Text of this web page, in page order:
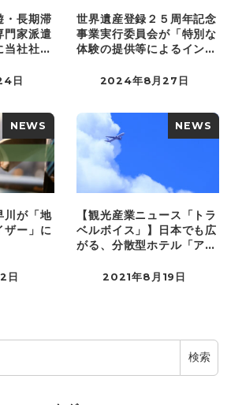
・長期滞
門家派遣
当社社員
日
世界遺産登録２５周年記念
事業実行委員会が「特別な
体験の提供等によるインバ
2024年8月27日
NEWS
川が「地
ザー」に
日
NEWS
【観光産業ニュース「トラ
ベルボイス」】日本でも広
がる、分散型ホテル「アル
2021年8月19日
検索